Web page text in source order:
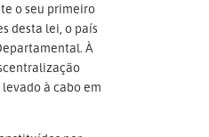
o seu primeiro
desta lei, o país
À
à cabo em